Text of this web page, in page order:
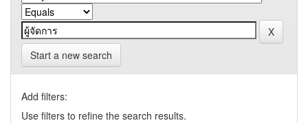
Start a new search
Add filters:
Use filters to refine the search results.